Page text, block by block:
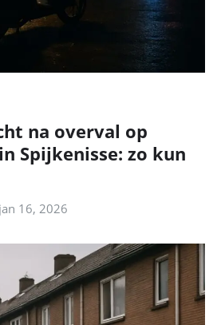
na overval op
Spijkenisse: zo kun
jan 16, 2026